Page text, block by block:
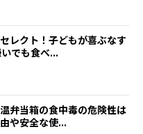
レクト！子どもが喜ぶなす
でも食べ...
弁当箱の食中毒の危険性は
や安全な使...